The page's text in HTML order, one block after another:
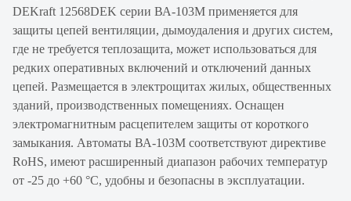
DEKraft 12568DEK серии ВА-103М применяется для
защиты цепей вентиляции, дымоудаления и других систем,
где не требуется теплозащита, может использоваться для
редких оперативных включений и отключений данных
цепей. Размещается в электрощитах жилых, общественных
зданий, производственных помещениях. Оснащен
электромагнитным расцепителем защиты от короткого
замыкания. Автоматы ВА-103М соответствуют директиве
RoHS, имеют расширенный диапазон рабочих температур
от -25 до +60 °C, удобны и безопасны в эксплуатации.